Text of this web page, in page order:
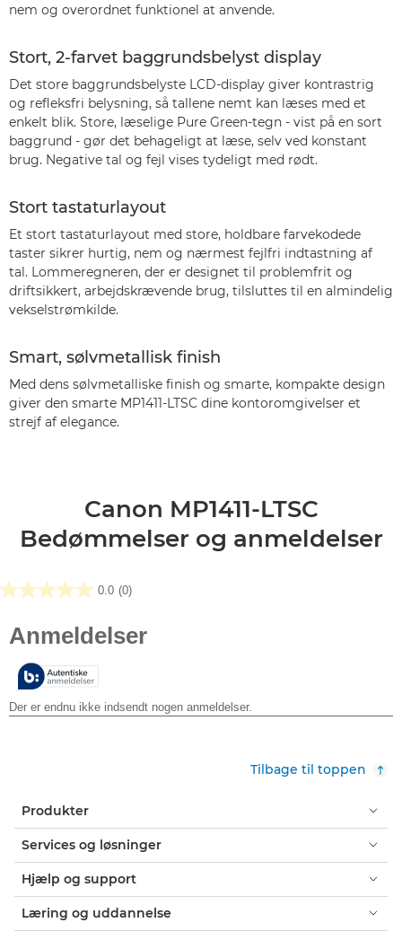
nem og overordnet funktionel at anvende.
Stort, 2-farvet baggrundsbelyst display
Det store baggrundsbelyste LCD-display giver kontrastrig
og refleksfri belysning, så tallene nemt kan læses med et
enkelt blik. Store, læselige Pure Green-tegn - vist på en sort
baggrund - gør det behageligt at læse, selv ved konstant
brug. Negative tal og fejl vises tydeligt med rødt.
Stort tastaturlayout
Et stort tastaturlayout med store, holdbare farvekodede
taster sikrer hurtig, nem og nærmest fejlfri indtastning af
tal. Lommeregneren, der er designet til problemfrit og
driftsikkert, arbejdskrævende brug, tilsluttes til en almindelig
vekselstrømkilde.
Smart, sølvmetallisk finish
Med dens sølvmetalliske finish og smarte, kompakte design
giver den smarte MP1411-LTSC dine kontoromgivelser et
strejf af elegance.
Canon MP1411-LTSC
Bedømmelser og anmeldelser
0.0 (0)
0.0
stjerner.
Tilbage til toppen
Produkter
Services og løsninger
Hjælp og support
Læring og uddannelse